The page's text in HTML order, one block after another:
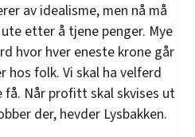
av idealisme, men nå må
etter å tjene penger. Mye
hvor hver eneste krone går
folk. Vi skal ha velferd
Når profitt skal skvises ut
der, hevder Lysbakken.